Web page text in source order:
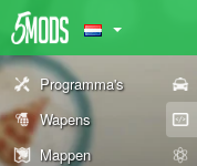
Programma's
Wapens
Mappen